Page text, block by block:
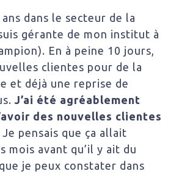
dans le secteur de la
gérante de mon institut à
En à peine 10 jours,
clientes pour de la
et déjà une reprise de
J’ai été agréablement
des nouvelles clientes
Je pensais que ça allait
mois avant qu’il y ait du
je peux constater dans